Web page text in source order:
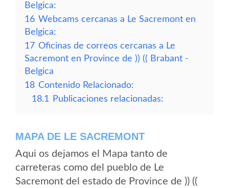
Belgica:
16 Webcams cercanas a Le Sacremont en
Belgica:
17 Oficinas de correos cercanas a Le
Sacremont en Province de )) (( Brabant -
Belgica
18 Contenido Relacionado:
18.1
Publicaciones relacionadas:
MAPA DE LE SACREMONT
Aqui os dejamos el Mapa tanto de
carreteras como del pueblo de Le
Sacremont del estado de Province de )) ((